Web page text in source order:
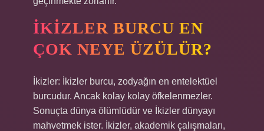
İKIZLER BURCU EN
ÇOK NEYE ÜZÜLÜR?
İkizler: İkizler burcu, zodyağın en entelektüel
burcudur. Ancak kolay kolay öfkelenmezler.
Sonuçta dünya ölümlüdür ve İkizler dünyayı
mahvetmek ister. İkizler, akademik çalışmaları,